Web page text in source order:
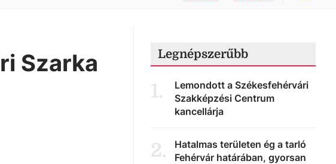
Szarka
Legnépszerűbb
1.
Lemondott a Székesfehérvári
Szakképzési Centrum
kancellárja
2.
Hatalmas területen ég a tarló
Fehérvár határában, gyorsan